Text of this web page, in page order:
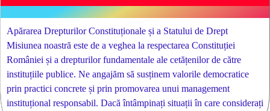
Apărarea Drepturilor Constituționale și a Statului de Drept
Misiunea noastră este de a veghea la respectarea Constituției
României și a drepturilor fundamentale ale cetățenilor de către
instituțiile publice. Ne angajăm să susținem valorile democratice
prin practici concrete și prin promovarea unui management
instituțional responsabil. Dacă întâmpinați situații în care considerați